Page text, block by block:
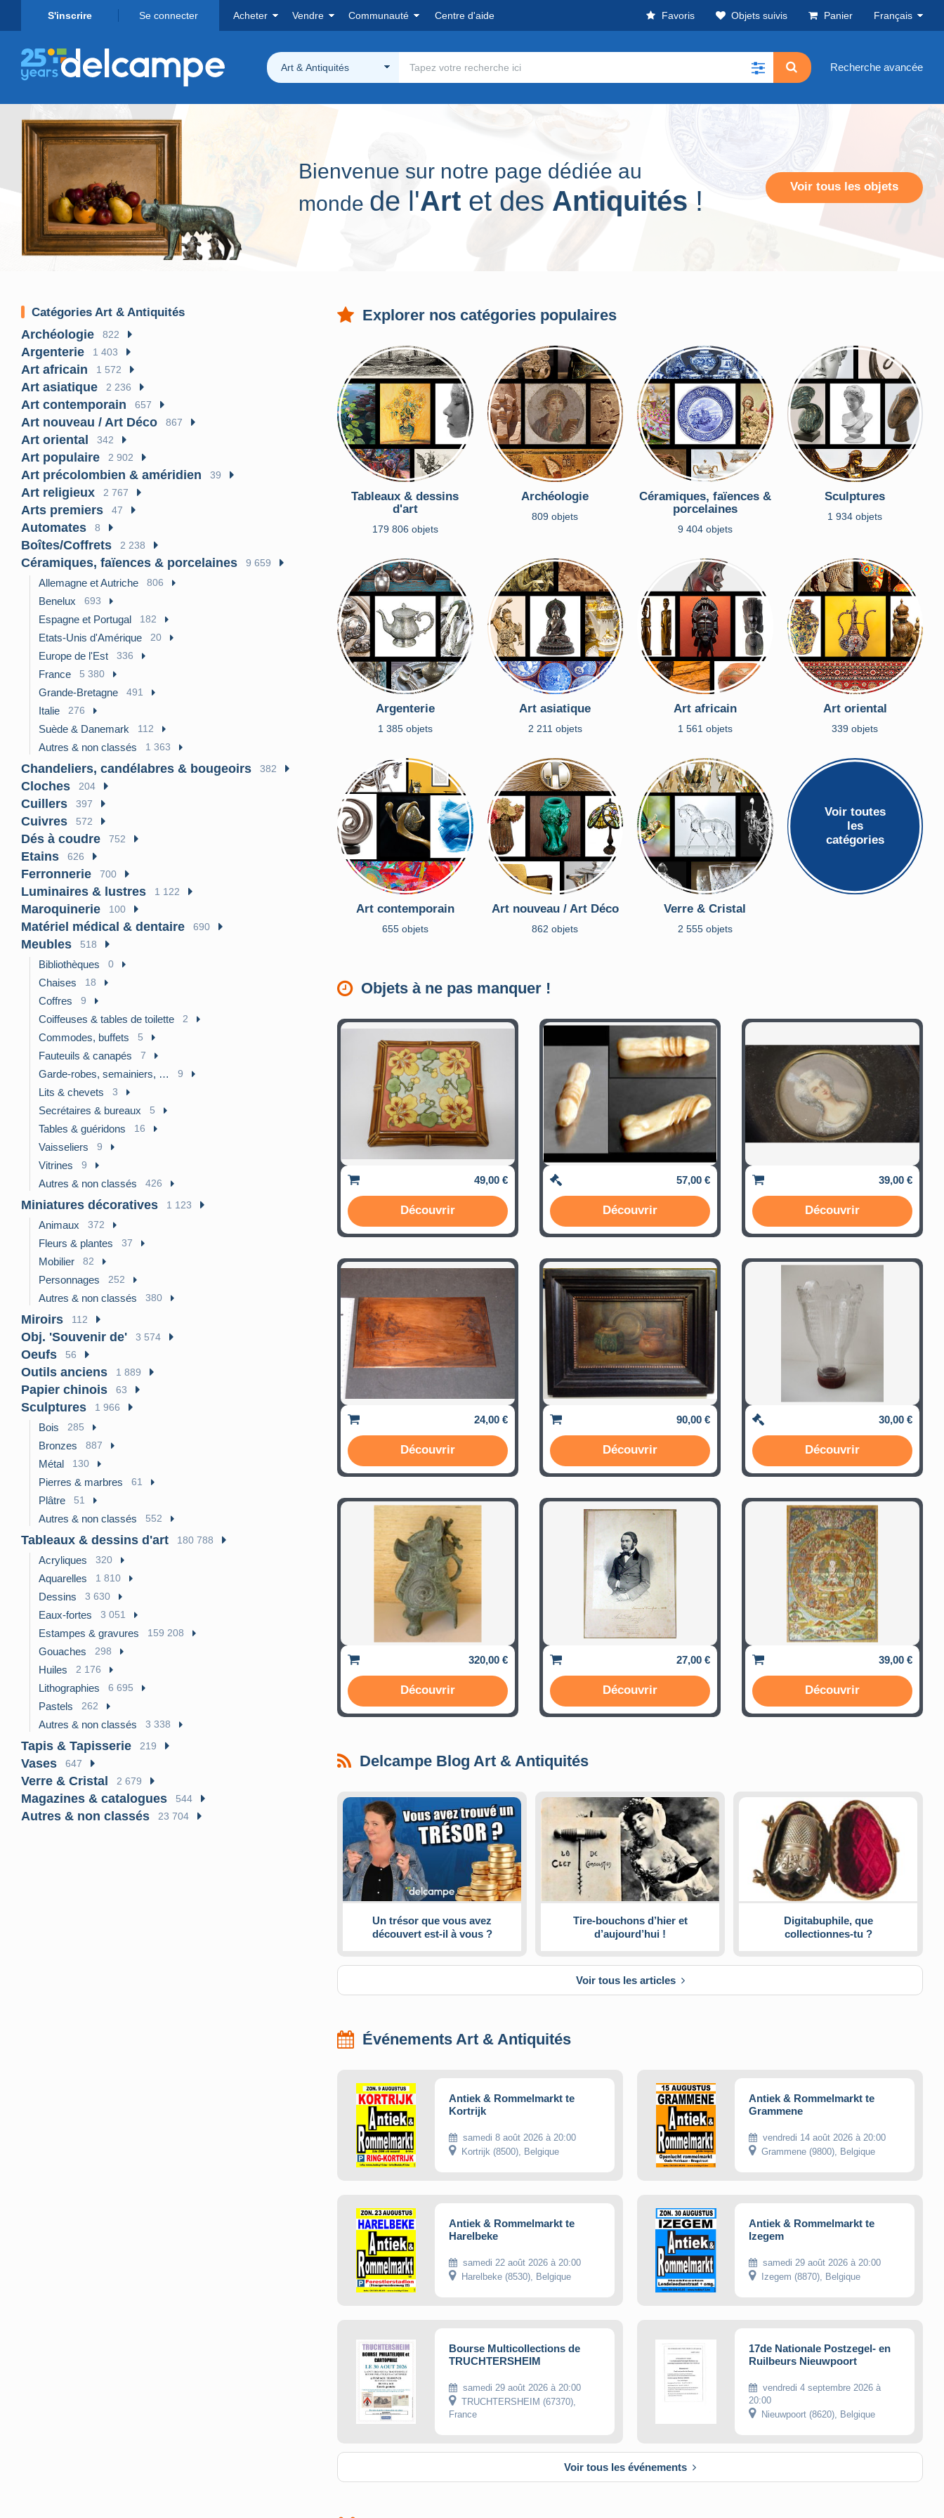
S'inscrire Se connecter Acheter Vendre Communauté Centre d'aide Favoris Objets suivis Panier Français
Art & Antiquités Recherche avancée
Bienvenue sur notre page dédiée au
monde de l'Art et des Antiquités ! Voir tous les objets
Catégories Art & Antiquités
Archéologie 822
Argenterie 1 403
Art africain 1 572
Art asiatique 2 236
Art contemporain 657
Art nouveau / Art Déco 867
Art oriental 342
Art populaire 2 902
Art précolombien & améridien 39
Art religieux 2 767
Arts premiers 47
Automates 8
Boîtes/Coffrets 2 238
Céramiques, faïences & porcelaines 9 659
Allemagne et Autriche 806
Benelux 693
Espagne et Portugal 182
Etats-Unis d'Amérique 20
Europe de l'Est 336
France 5 380
Grande-Bretagne 491
Italie 276
Suède & Danemark 112
Autres & non classés 1 363
Chandeliers, candélabres & bougeoirs 382
Cloches 204
Cuillers 397
Cuivres 572
Dés à coudre 752
Etains 626
Ferronnerie 700
Luminaires & lustres 1 122
Maroquinerie 100
Matériel médical & dentaire 690
Meubles 518
Bibliothèques 0
Chaises 18
Coffres 9
Coiffeuses & tables de toilette 2
Commodes, buffets 5
Fauteuils & canapés 7
Garde-robes, semainiers, … 9
Lits & chevets 3
Secrétaires & bureaux 5
Tables & guéridons 16
Vaisseliers 9
Vitrines 9
Autres & non classés 426
Miniatures décoratives 1 123
Animaux 372
Fleurs & plantes 37
Mobilier 82
Personnages 252
Autres & non classés 380
Miroirs 112
Obj. 'Souvenir de' 3 574
Oeufs 56
Outils anciens 1 889
Papier chinois 63
Sculptures 1 966
Bois 285
Bronzes 887
Métal 130
Pierres & marbres 61
Plâtre 51
Autres & non classés 552
Tableaux & dessins d'art 180 788
Acryliques 320
Aquarelles 1 810
Dessins 3 630
Eaux-fortes 3 051
Estampes & gravures 159 208
Gouaches 298
Huiles 2 176
Lithographies 6 695
Pastels 262
Autres & non classés 3 338
Tapis & Tapisserie 219
Vases 647
Verre & Cristal 2 679
Magazines & catalogues 544
Autres & non classés 23 704
Explorer nos catégories populaires
Tableaux & dessins
d'art
179 806 objets
Archéologie
809 objets
Céramiques, faïences &
porcelaines
9 404 objets
Sculptures
1 934 objets
Argenterie
1 385 objets
Art asiatique
2 211 objets
Art africain
1 561 objets
Art oriental
339 objets
Art contemporain
655 objets
Art nouveau / Art Déco
862 objets
Verre & Cristal
2 555 objets
Voir toutes
les
catégories
Objets à ne pas manquer !
49,00 €
Découvrir
57,00 €
Découvrir
39,00 €
Découvrir
24,00 €
Découvrir
90,00 €
Découvrir
30,00 €
Découvrir
320,00 €
Découvrir
27,00 €
Découvrir
39,00 €
Découvrir
Delcampe Blog Art & Antiquités
Un trésor que vous avez
découvert est-il à vous ?
Tire-bouchons d’hier et
d’aujourd’hui !
Digitabuphile, que
collectionnes-tu ?
Voir tous les articles
Événements Art & Antiquités
Antiek & Rommelmarkt te
Kortrijk
samedi 8 août 2026 à 20:00
Kortrijk (8500), Belgique
Antiek & Rommelmarkt te
Grammene
vendredi 14 août 2026 à 20:00
Grammene (9800), Belgique
Antiek & Rommelmarkt te
Harelbeke
samedi 22 août 2026 à 20:00
Harelbeke (8530), Belgique
Antiek & Rommelmarkt te
Izegem
samedi 29 août 2026 à 20:00
Izegem (8870), Belgique
Bourse Multicollections de
TRUCHTERSHEIM
samedi 29 août 2026 à 20:00
TRUCHTERSHEIM (67370),
France
17de Nationale Postzegel- en
Ruilbeurs Nieuwpoort
vendredi 4 septembre 2026 à
20:00
Nieuwpoort (8620), Belgique
Voir tous les événements